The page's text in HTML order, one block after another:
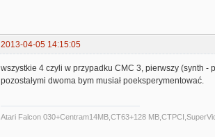
2013-04-05 14:15:05
wszystkie 4 czyli w przypadku CMC 3, pierwszy (synth -
pozostałymi dwoma bym musiał poeksperymentować.
Atari Falcon 030+Centram14MB,CT63+128